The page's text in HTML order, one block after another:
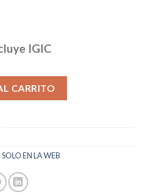
IGIC
CARRITO
EN LA WEB